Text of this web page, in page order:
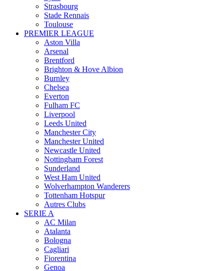
Strasbourg
Stade Rennais
Toulouse
PREMIER LEAGUE
Aston Villa
Arsenal
Brentford
Brighton & Hove Albion
Burnley
Chelsea
Everton
Fulham FC
Liverpool
Leeds United
Manchester City
Manchester United
Newcastle United
Nottingham Forest
Sunderland
West Ham United
Wolverhampton Wanderers
Tottenham Hotspur
Autres Clubs
SERIE A
AC Milan
Atalanta
Bologna
Cagliari
Fiorentina
Genoa